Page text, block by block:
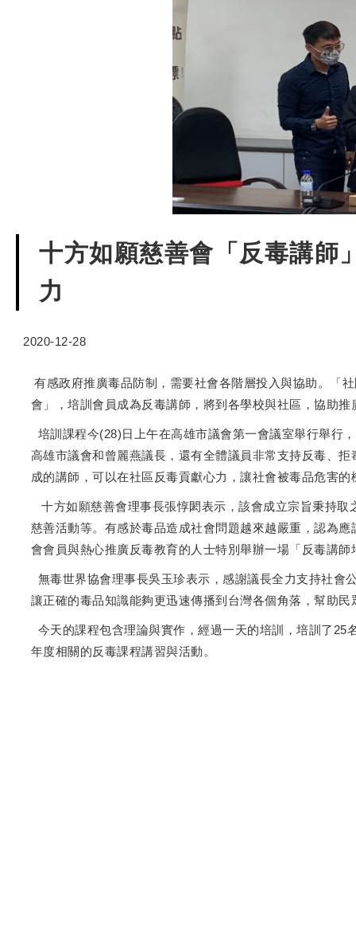
十方如願慈善會「反毒講師
力
2020-12-28
有感政府推廣毒品防制，需要社會各階層投入與協助。「
會」，培訓會員成為反毒講師，將到各學校與社區，協助推
培訓課程今(28)日上午在高雄市議會第一會議室舉行舉行
高雄市議會和曾麗燕議長，還有全體議員非常支持反毒、
成的講師，可以在社區反毒貢獻心力，讓社會被毒品危害
十方如願慈善會理事長張惇閎表示，該會成立宗旨秉持
慈善活動等。有感於毒品造成社會問題越來越嚴重，認為
會會員與熱心推廣反毒教育的人士特別舉辦一場「反毒講師
無毒世界協會理事長吳玉珍表示，感謝議長全力支持社會
讓正確的毒品知識能夠更迅速傳播到台灣各個角落，幫助
今天的課程包含理論與實作，經過一天的培訓，培訓了
年度相關的反毒課程講習與活動。